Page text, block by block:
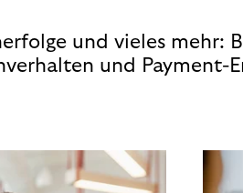
und vieles
und Payment-